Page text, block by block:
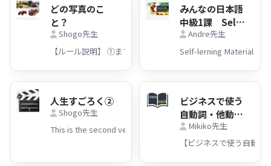
どの写真のこ
と？
Shogo先生
みんなの日本語
中級1課 Self-
learning
Material
Andre先生
人生すごろく②
Shogo先生
ビジネスで使う
自動詞・他動詞
リスト39（問
題/解答付き）
Mikiko先生